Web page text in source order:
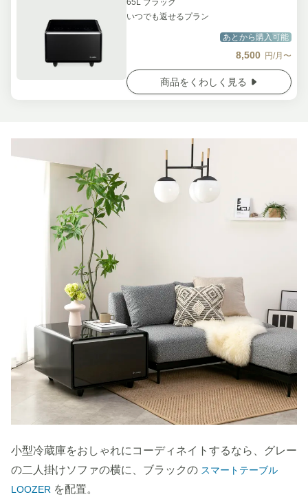
65L ブラック
いつでも返せるプラン
あとから購入可能
8,500 円/月〜
商品をくわしく見る
小型冷蔵庫をおしゃれにコーディネイトするなら、グレー
の二人掛けソファの横に、ブラックの スマートテーブル
LOOZER を配置。